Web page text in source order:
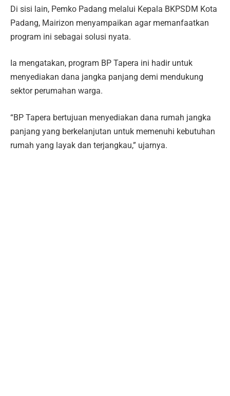
Di sisi lain, Pemko Padang melalui Kepala BKPSDM Kota
Padang, Mairizon menyampaikan agar memanfaatkan
program ini sebagai solusi nyata.
Ia mengatakan, program BP Tapera ini hadir untuk
menyediakan dana jangka panjang demi mendukung
sektor perumahan warga.
“BP Tapera bertujuan menyediakan dana rumah jangka
panjang yang berkelanjutan untuk memenuhi kebutuhan
rumah yang layak dan terjangkau,” ujarnya.